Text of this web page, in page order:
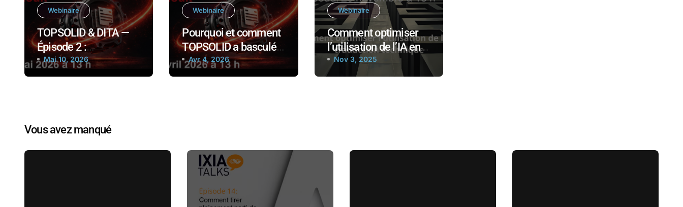
Webinaire
TOPSOLID & DITA —
Épisode 2 :
Industrialiser,
automatiser, ajuster
Mai 10, 2026
Webinaire
Pourquoi et comment
TOPSOLID a basculé
vers DITA
Avr 4, 2026
Webinaire
Comment optimiser
l’utilisation de l’IA en
traduction technique
Nov 3, 2025
Vous avez manqué